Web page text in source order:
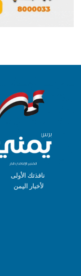
نافذتك الأولى
لأخبار اليمن